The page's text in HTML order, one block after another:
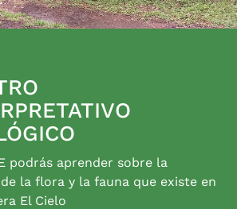
podrás aprender sobre la
la flora y la fauna que existe en
El Cielo